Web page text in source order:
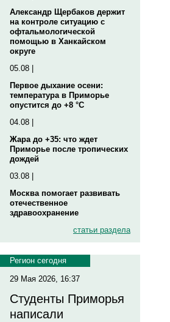
Александр Щербаков держит
на контроле ситуацию с
офтальмологической
помощью в Ханкайском
округе
05.08 |
Первое дыхание осени:
температура в Приморье
опустится до +8 °C
04.08 |
Жара до +35: что ждет
Приморье после тропических
дождей
03.08 |
Москва помогает развивать
отечественное
здравоохранение
статьи раздела
Регион сегодня
29 Мая 2026, 16:37
Студенты Приморья
написали